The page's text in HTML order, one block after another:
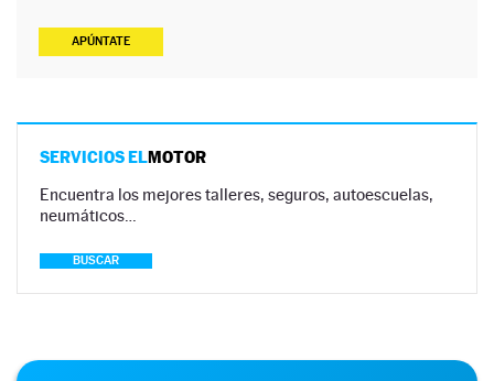
APÚNTATE
SERVICIOS ELMOTOR
Encuentra los mejores talleres, seguros, autoescuelas,
neumáticos…
BUSCAR